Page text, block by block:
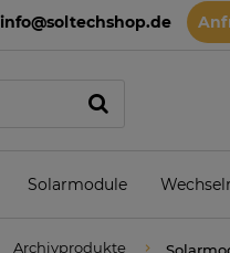
info@soltechshop.de
Solarmodule
Archivprodukte